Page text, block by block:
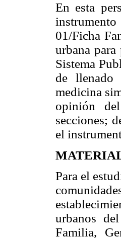
En esta
01/Ficha
urbana
Sistema
de llenado
medicina
opinión
secciones;
el
Para el
urbanos
Familia,